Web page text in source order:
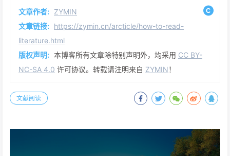
文章作者: ZYMIN
文章链接: https://zymin.cn/arcticle/how-to-read-
literature.html
版权声明: 本博客所有文章除特别声明外，均采用 CC BY-
NC-SA 4.0 许可协议。转载请注明来自 ZYMIN！
文献阅读